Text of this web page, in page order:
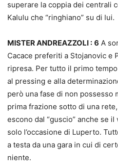
superare la coppia dei centrali
Kalulu che “ringhiano” su di lui.
MISTER ANDREAZZOLI : 6 A
Cacace preferiti a Stojanovic e
ripresa. Per tutto il primo
al pressing e alla
però una fase di non possesso
prima frazione sotto di una
escono dal “guscio” anche se
solo l’occasione di Luperto.
a testa da una gara in cui di
niente.